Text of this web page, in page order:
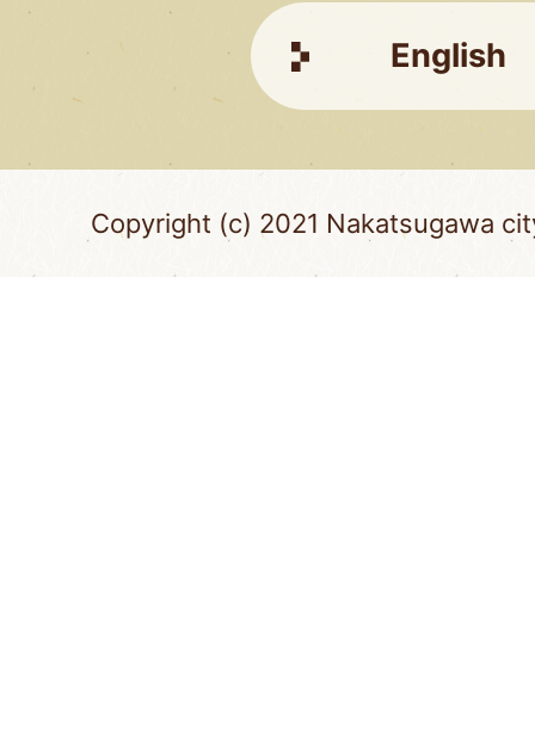
English
Copyright (c) 2021 Nakatsugawa